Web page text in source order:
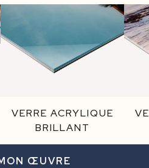
VERRE ACRYLIQUE
BRILLANT
ŒUVRE